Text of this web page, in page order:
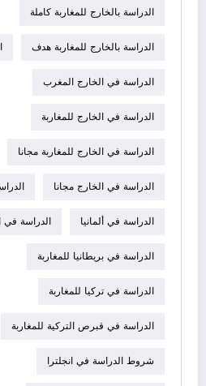
الدراسة بالخارج للمغاربة كاملة
الدراسة بالخارج للمغاربة هدف
الدراسة في الخارج المغرب
الدراسة في الخارج للمغاربة
الدراسة في الخارج للمغاربة مجانا
الدراسة في الخارج مجانا
الدراسة في ألمانيا الدراسة في
الدراسة في بريطانيا للمغاربة
الدراسة في تركيا للمغاربة
الدراسة في قبرص التركية للمغاربة
شروط الدراسة في انجلترا